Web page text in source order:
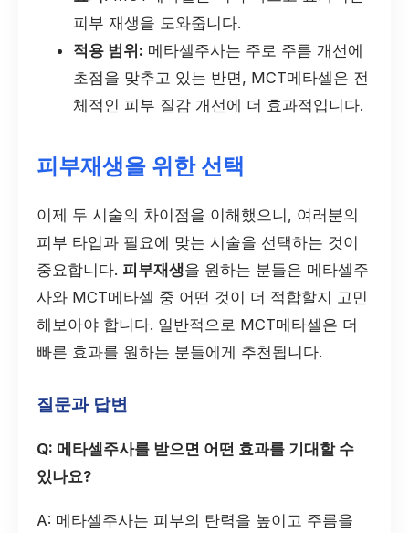
피부 재생을 도와줍니다.
적용 범위: 메타셀주사는 주로 주름 개선에
초점을 맞추고 있는 반면, MCT메타셀은 전
체적인 피부 질감 개선에 더 효과적입니다.
피부재생을 위한 선택
이제 두 시술의 차이점을 이해했으니, 여러분의
피부 타입과 필요에 맞는 시술을 선택하는 것이
중요합니다. 피부재생을 원하는 분들은 메타셀주
사와 MCT메타셀 중 어떤 것이 더 적합할지 고민
해보아야 합니다. 일반적으로 MCT메타셀은 더
빠른 효과를 원하는 분들에게 추천됩니다.
질문과 답변
Q: 메타셀주사를 받으면 어떤 효과를 기대할 수
있나요?
A: 메타셀주사는 피부의 탄력을 높이고 주름을